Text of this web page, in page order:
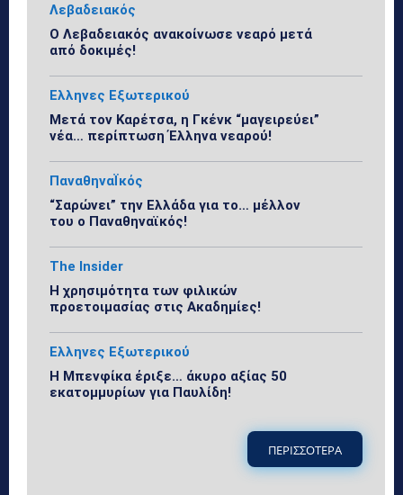
Λεβαδειακός
Ο Λεβαδειακός ανακοίνωσε νεαρό μετά
από δοκιμές!
Ελληνες Εξωτερικού
Μετά τον Καρέτσα, η Γκένκ “μαγειρεύει”
νέα… περίπτωση Έλληνα νεαρού!
ΠαναθηναΪκός
“Σαρώνει” την Ελλάδα για το… μέλλον
του ο Παναθηναϊκός!
The Insider
Η χρησιμότητα των φιλικών
προετοιμασίας στις Ακαδημίες!
Ελληνες Εξωτερικού
Η Μπενφίκα έριξε… άκυρο αξίας 50
εκατομμυρίων για Παυλίδη!
ΠΕΡΙΣΣΟΤΕΡΑ